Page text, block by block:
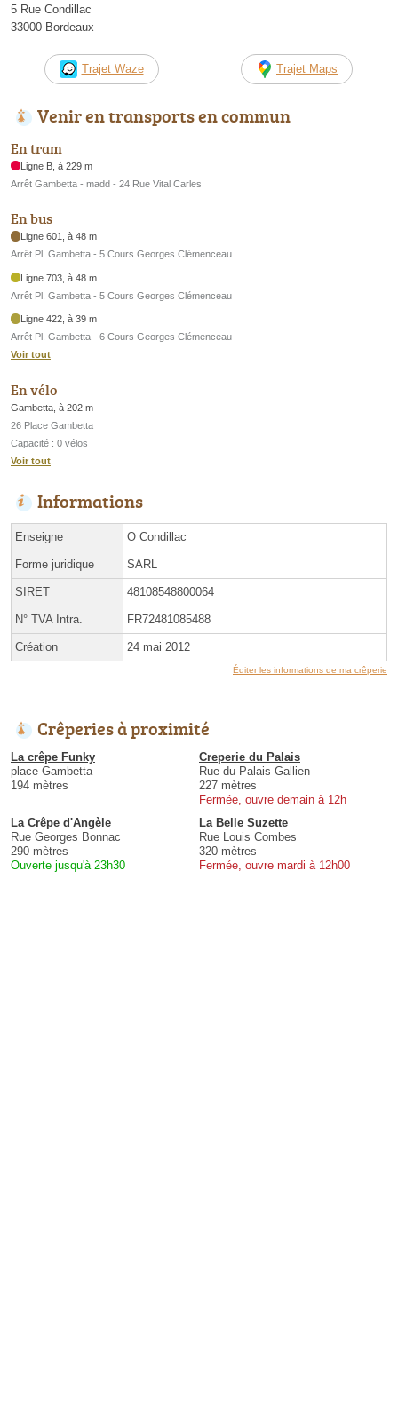
5 Rue Condillac
33000 Bordeaux
Trajet Waze Trajet Maps
Venir en transports en commun
En tram
Ligne B, à 229 m
Arrêt Gambetta - madd - 24 Rue Vital Carles
En bus
Ligne 601, à 48 m
Arrêt Pl. Gambetta - 5 Cours Georges Clémenceau
Ligne 703, à 48 m
Arrêt Pl. Gambetta - 5 Cours Georges Clémenceau
Ligne 422, à 39 m
Arrêt Pl. Gambetta - 6 Cours Georges Clémenceau
Voir tout
En vélo
Gambetta, à 202 m
26 Place Gambetta
Capacité : 0 vélos
Voir tout
Informations
Enseigne O Condillac
Forme juridique SARL
SIRET 48108548800064
N° TVA Intra. FR72481085488
Création 24 mai 2012
Éditer les informations de ma crêperie
Crêperies à proximité
La crêpe Funky
place Gambetta
194 mètres
Creperie du Palais
Rue du Palais Gallien
227 mètres
Fermée, ouvre demain à 12h
La Crêpe d'Angèle
Rue Georges Bonnac
290 mètres
Ouverte jusqu'à 23h30
La Belle Suzette
Rue Louis Combes
320 mètres
Fermée, ouvre mardi à 12h00